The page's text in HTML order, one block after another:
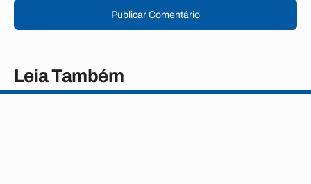
Publicar Comentário
Leia Também